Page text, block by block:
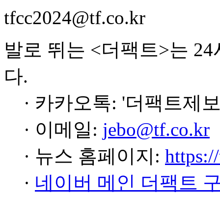
tfcc2024@tf.co.kr
발로 뛰는 <더팩트>는
다.
· 카카오톡: '더팩트제
· 이메일: jebo@tf.co.kr
· 뉴스 홈페이지:
· 네이버 메인 더팩트